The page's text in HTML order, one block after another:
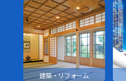
建築・リフォーム